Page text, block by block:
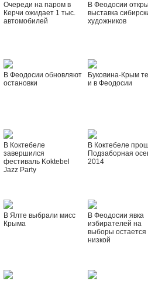
Очереди на паром в
Керчи ожидает 1 тыс.
автомобилей
В Феодосии
выставка
художников
В Феодосии обновляют
остановки
Буковина-Крым
и в Феодосии
В Коктебеле
завершился
фестиваль Koktebel
Jazz Party
В Коктебеле
Подзаборная
2014
В Ялте выбрали мисс
Крыма
В Феодосии явка
избирателей на
выборы остается
низкой